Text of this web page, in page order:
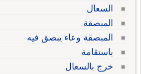
السعال
المبصقة
المبصقة وعاء يبصق فيه
باستقامة
خرج بالسعال